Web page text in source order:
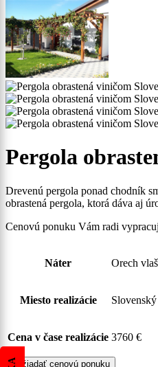
Pergola
Drevenú pergola ponad chodník
obrastená pergola, ktorá dáva aj
Cenovú ponuku Vám radi
Náter Orech
Miesto realizácie
Cena v čase realizácie 3760 €
Vyžiadať cenovú ponuku